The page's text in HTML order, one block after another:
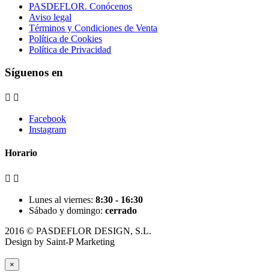
PASDEFLOR. Conócenos
Aviso legal
Términos y Condiciones de Venta
Política de Cookies
Política de Privacidad
Síguenos en
 
Facebook
Instagram
Horario
 
Lunes al viernes: 8:30 - 16:30
Sábado y domingo: cerrado
2016 © PASDEFLOR DESIGN, S.L.
Design by Saint-P Marketing
×